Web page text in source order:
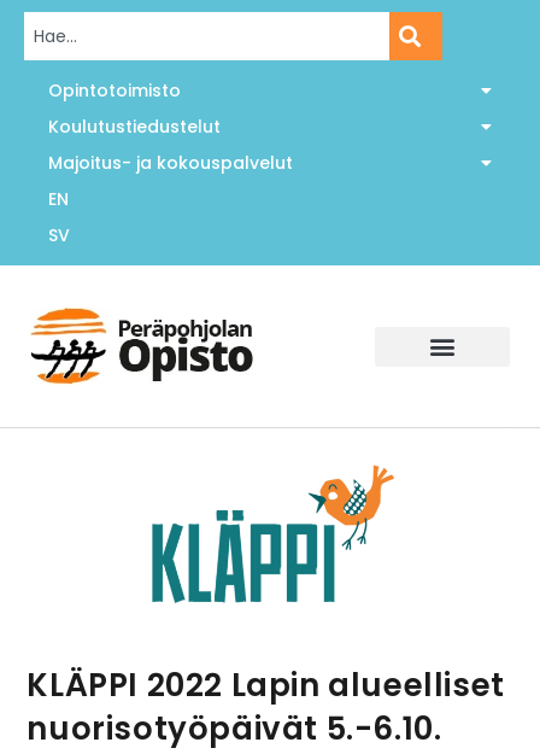
Opintotoimisto
Koulutustiedustelut
Majoitus- ja kokouspalvelut
EN
SV
KLÄPPI 2022 Lapin alueelliset
nuorisotyöpäivät 5.-6.10.